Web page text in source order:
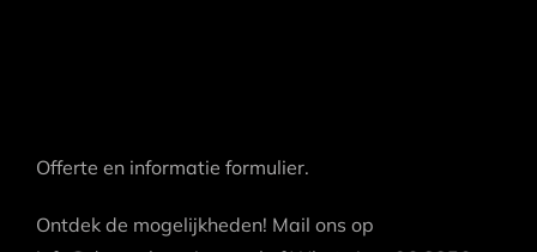
Offerte en informatie formulier.
Ontdek de mogelijkheden! Mail ons op